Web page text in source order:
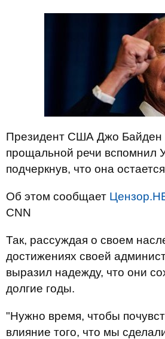
Президент США Джо Байден
прощальной речи вспомнил
подчеркнув, что она
Об этом сообщает
CNN
Так, рассуждая о своем
достижениях своей
выразил надежду, что они
долгие годы.
"Нужно время, чтобы
влияние того, что мы